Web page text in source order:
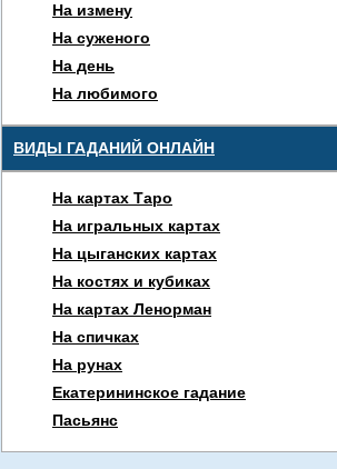
На измену
На суженого
На день
На любимого
ВИДЫ ГАДАНИЙ ОНЛАЙН
На картах Таро
На игральных картах
На цыганских картах
На костях и кубиках
На картах Ленорман
На спичках
На рунах
Екатерининское гадание
Пасьянс